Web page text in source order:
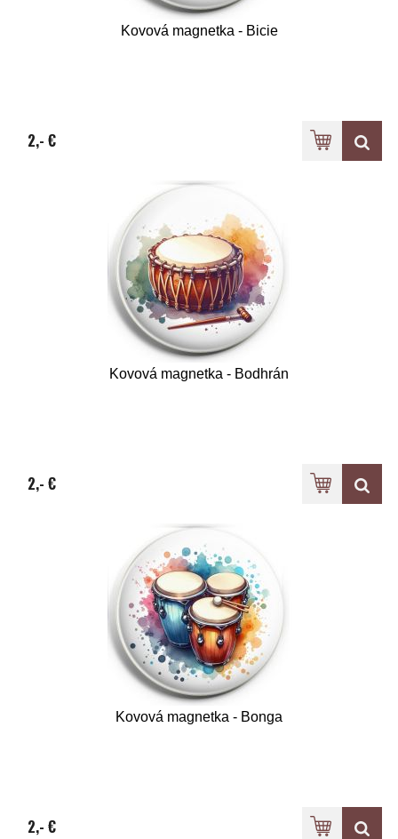
Kovová magnetka - Bicie
2,- €
Kovová magnetka - Bodhrán
2,- €
Kovová magnetka - Bonga
2,- €